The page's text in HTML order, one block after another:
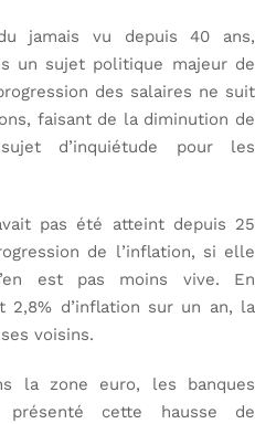
jamais vu depuis 40 ans,
un sujet politique majeur de
des salaires ne suit
faisant de la diminution de
d’inquiétude pour les
pas été atteint depuis 25
de l’inflation, si elle
est pas moins vive. En
2,8% d’inflation sur un an, la
voisins.
la zone euro, les banques
cette hausse de